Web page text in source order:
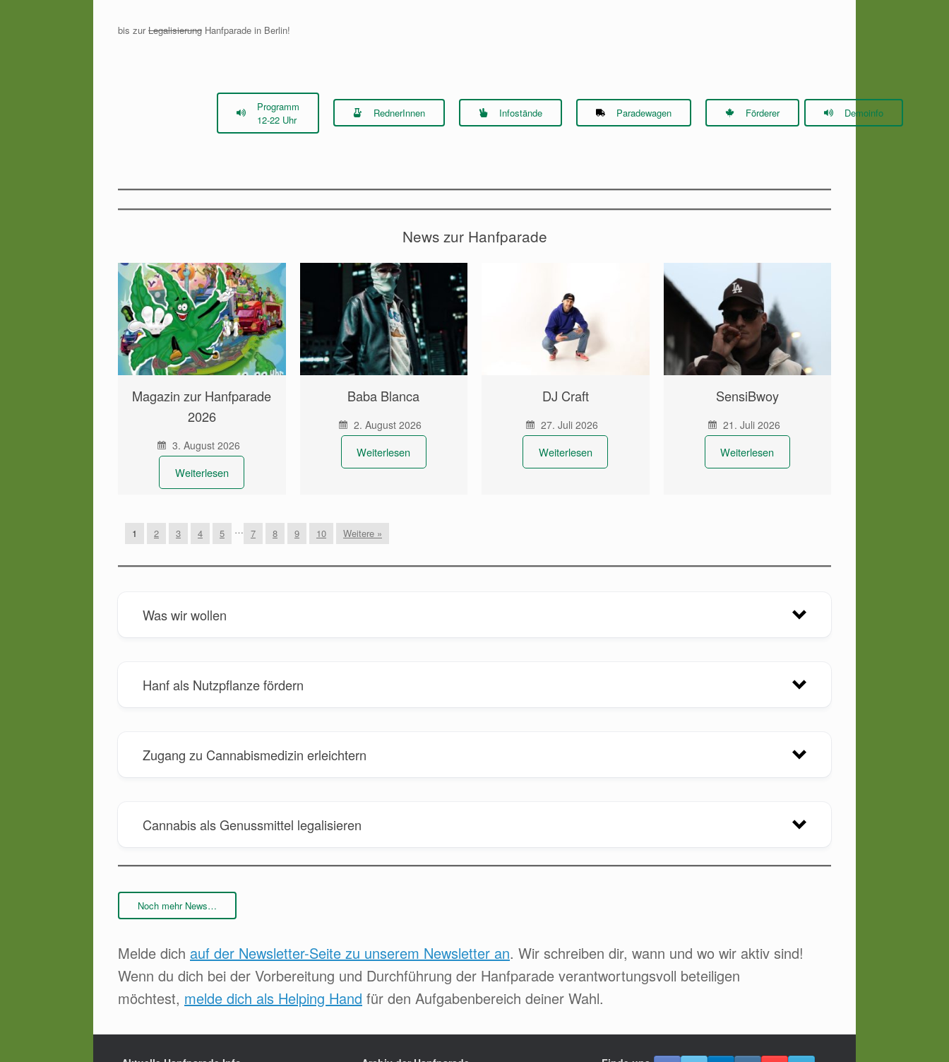
bis zurLegalisierung Hanfparade in Berlin!
Programm
12-22 Uhr
RednerInnen Infostände Paradewagen Förderer Demoinfo
News zur Hanfparade
Magazin zur Hanfparade
2026
3. August 2026
Weiterlesen
Baba Blanca
2. August 2026
Weiterlesen
DJ Craft
27. Juli 2026
Weiterlesen
SensiBwoy
21. Juli 2026
Weiterlesen
1 2 3 4 5 … 7 8 9 10 Weitere »
Was wir wollen
Hanf als Nutzpflanze fördern
Zugang zu Cannabismedizin erleichtern
Cannabis als Genussmittel legalisieren
Noch mehr News…
Melde dich auf der Newsletter-Seite zu unserem Newsletter an. Wir schreiben dir, wann und wo wir aktiv sind!
Wenn du dich bei der Vorbereitung und Durchführung der Hanfparade verantwortungsvoll beteiligen
möchtest, melde dich als Helping Hand für den Aufgabenbereich deiner Wahl.